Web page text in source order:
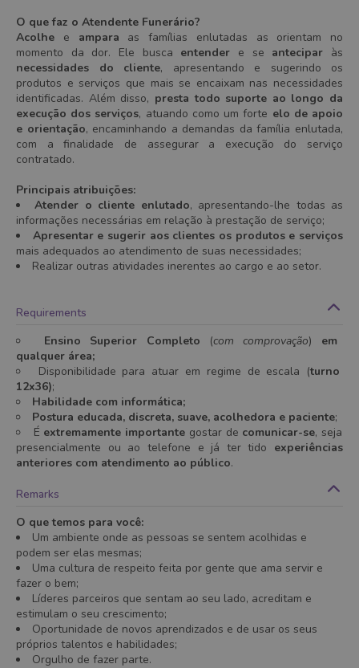
O que faz o Atendente Funerário?
Acolhe e ampara as famílias enlutadas as orientam no
momento da dor. Ele busca entender e se antecipar às
necessidades do cliente,
apresentando e sugerindo os
produtos e serviços que mais se encaixam nas necessidades
identificadas. Além disso, presta todo suporte ao longo da
execução dos serviços, atuando como um forte elo de apoio
e orientação, encaminhando a demandas da família enlutada,
com a finalidade de assegurar a execução do serviço
contratado.
Principais atribuições:
Atender o cliente enlutado, apresentando-lhe todas as
informações necessárias em relação à prestação de serviço;
Apresentar e sugerir aos clientes os produtos e serviços
mais adequados ao atendimento de suas necessidades;
Realizar outras atividades inerentes ao cargo e ao setor.
Requirements
Ensino Superior Completo
(com comprovação) em
qualquer área;
Disponibilidade para atuar em regime de escala (turno
12x36);
Habilidade com informática;
Postura educada, discreta, suave, acolhedora e paciente;
É extremamente importante gostar de comunicar-se, seja
presencialmente ou ao telefone e já ter tido experiências
anteriores com atendimento ao público.
Remarks
O que temos para você:
Um ambiente onde as pessoas se sentem acolhidas e
podem ser elas mesmas;
Uma cultura de respeito feita por gente que ama servir e
fazer o bem;
Líderes parceiros que sentam ao seu lado, acreditam e
estimulam o seu crescimento;
Oportunidade de novos aprendizados e de usar os seus
próprios talentos e habilidades;
Orgulho de fazer parte.